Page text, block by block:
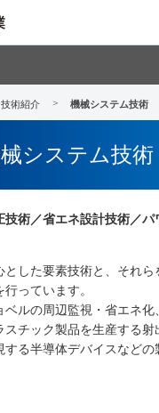
技術紹介 機械システム技術
システム技術
技術／省エネ設計技術／
とした要素技術と、それ
っています。
ベルの周辺監視・省エネ化
スチック製品を生産する射
る半導体デバイスなどの